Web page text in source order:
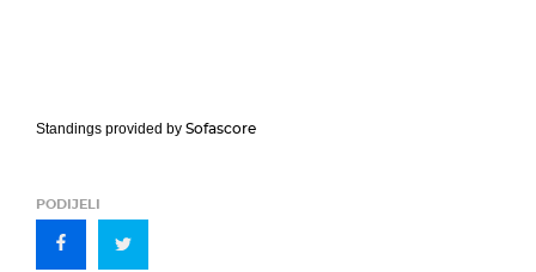
Standings provided by Sofascore
PODIJELI